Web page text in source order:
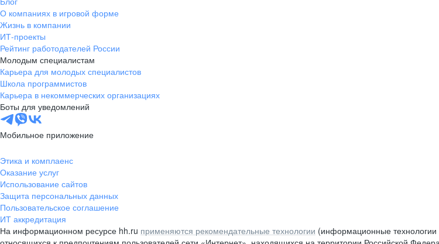
О компаниях в игровой форме
Жизнь в компании
ИТ-проекты
Рейтинг работодателей России
Молодым специалистам
Карьера для молодых специалистов
Школа программистов
Карьера в некоммерческих организациях
Боты для уведомлений
Мобильное приложение
Этика и комплаенс
Оказание услуг
Использование сайтов
Защита персональных данных
Пользовательское соглашение
ИТ аккредитация
На информационном ресурсе hh.ru применяются рекомендательные технологии (информационные технологии